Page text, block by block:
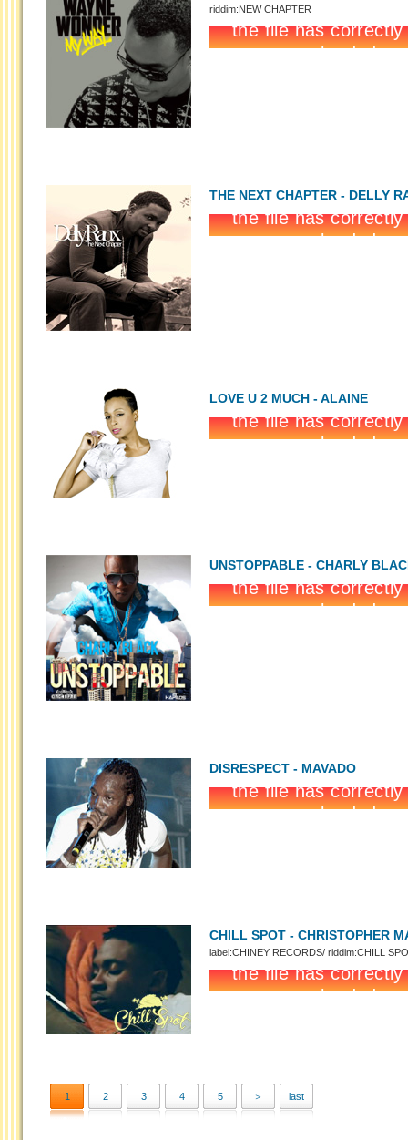
riddim:NEW CHAPTER
THE NEXT CHAPTER - DELLY
LOVE U 2 MUCH - ALAINE
UNSTOPPABLE - CHARLY
DISRESPECT - MAVADO
CHILL SPOT - CHRISTOPHER
label:CHINEY RECORDS/ riddim:CHILL
1 2 3 4 5 ＞ last